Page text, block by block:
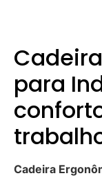
para
Cadeira